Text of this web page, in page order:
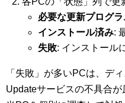
必要な更新プログラ
インストール済み:
失敗: インストール
「失敗」が多いPCは、デ
Updateサービスの不具合